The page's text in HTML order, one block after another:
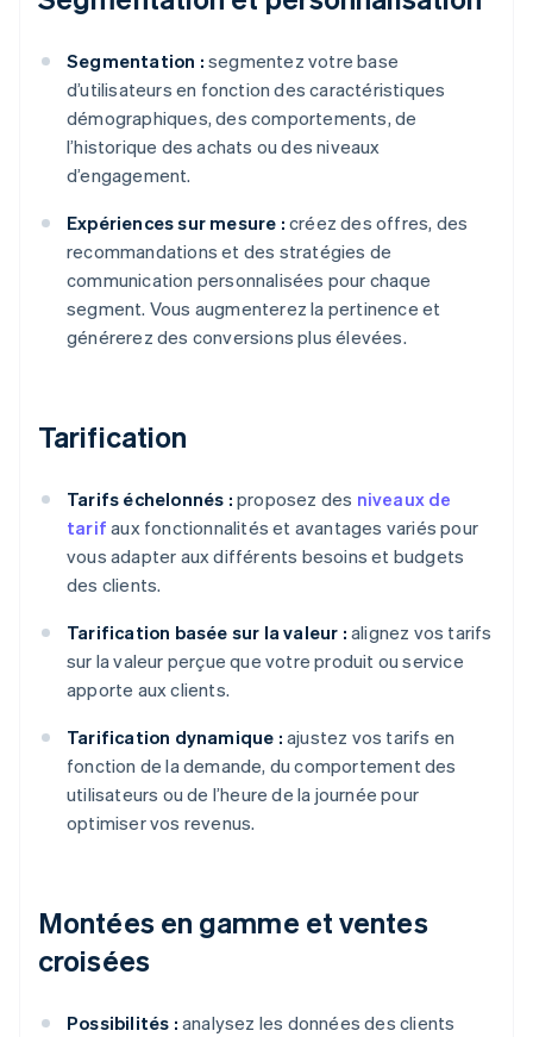
Segmentation : segmentez votre base
d’utilisateurs en fonction des caractéristiques
démographiques, des comportements, de
l’historique des achats ou des niveaux
d’engagement.
Expériences sur mesure : créez des offres, des
recommandations et des stratégies de
communication personnalisées pour chaque
segment. Vous augmenterez la pertinence et
générerez des conversions plus élevées.
Tarification
Tarifs échelonnés : proposez des niveaux de
tarif aux fonctionnalités et avantages variés pour
vous adapter aux différents besoins et budgets
des clients.
Tarification basée sur la valeur : alignez vos tarifs
sur la valeur perçue que votre produit ou service
apporte aux clients.
Tarification dynamique : ajustez vos tarifs en
fonction de la demande, du comportement des
utilisateurs ou de l’heure de la journée pour
optimiser vos revenus.
Montées en gamme et ventes
croisées
Possibilités : analysez les données des clients